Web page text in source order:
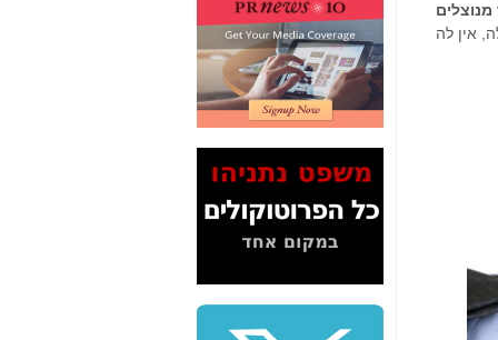
מנוצלים
אין לה
חשיפת מה שאילנה
דיין לא פרסמה ב"ערוץ
2" על תעלולי השר
משה כחלון -כאן
המשך חשיפת הבלוף
ששמו "מהפיכת
הסלולר" ואיך מסרסים
כאן
סיכום ביקור בסיליקון
משקיעות ומפתחות
באותם תחומים -כאן